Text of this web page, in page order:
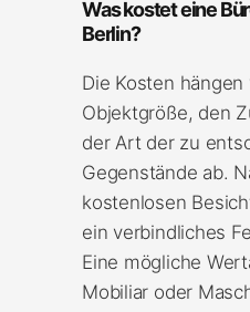
Was kostet eine
Berlin?
Die Kosten
Objektgröße, den
der Art der zu
Gegenstände ab.
kostenlosen
ein verbindliches
Eine mögliche
Mobiliar oder